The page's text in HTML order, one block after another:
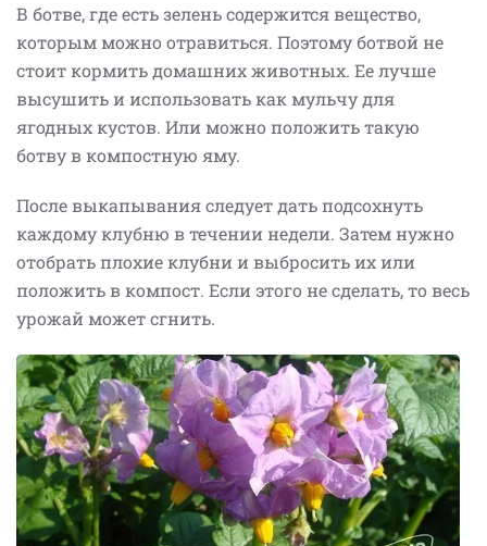
В ботве, где есть зелень содержится вещество,
которым можно отравиться. Поэтому ботвой не
стоит кормить домашних животных. Ее лучше
высушить и использовать как мульчу для
ягодных кустов. Или можно положить такую
ботву в компостную яму.
После выкапывания следует дать подсохнуть
каждому клубню в течении недели. Затем нужно
отобрать плохие клубни и выбросить их или
положить в компост. Если этого не сделать, то весь
урожай может сгнить.